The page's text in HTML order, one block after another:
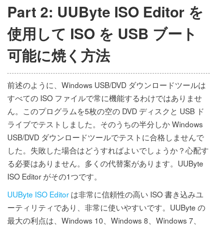
Part 2: UUByte ISO Editor を
使用して ISO を USB ブート
可能に焼く方法
前述のように、Windows USB/DVD ダウンロードツールは
すべての ISO ファイルで常に機能するわけではありませ
ん。このプログラムを5枚の空の DVD ディスクと USB ド
ライブでテストしました。そのうちの半分しか Windows
USB/DVD ダウンロードツールでテストに合格しませんで
した。失敗した場合はどうすればよいでしょうか？心配す
る必要はありません。多くの代替案があります。UUByte
ISO Editor がその1つです。
UUByte ISO Editor は非常に信頼性の高い ISO 書き込みユ
ーティリティであり、非常に使いやすいです。UUByte の
最大の利点は、Windows 10、Windows 8、Windows 7、